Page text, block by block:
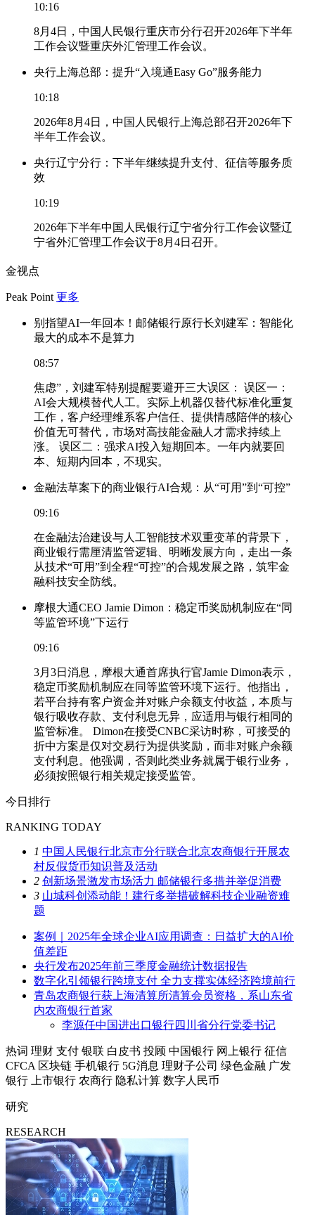
10:16
8月4日，中国人民银行重庆市分行召开2026年下半年
工作会议暨重庆外汇管理工作会议。
央行上海总部：提升“入境通Easy Go”服务能力
10:18
2026年8月4日，中国人民银行上海总部召开2026年下
半年工作会议。
央行辽宁分行：下半年继续提升支付、征信等服务质
效
10:19
2026年下半年中国人民银行辽宁省分行工作会议暨辽
宁省外汇管理工作会议于8月4日召开。
金视点
Peak Point 更多
别指望AI一年回本！邮储银行原行长刘建军：智能化
最大的成本不是算力
08:57
焦虑”，刘建军特别提醒要避开三大误区： 误区一：
AI会大规模替代人工。实际上机器仅替代标准化重复
工作，客户经理维系客户信任、提供情感陪伴的核心
价值无可替代，市场对高技能金融人才需求持续上
涨。 误区二：强求AI投入短期回本。一年内就要回
本、短期内回本，不现实。
金融法草案下的商业银行AI合规：从“可用”到“可控”
09:16
在金融法治建设与人工智能技术双重变革的背景下，
商业银行需厘清监管逻辑、明晰发展方向，走出一条
从技术“可用”到全程“可控”的合规发展之路，筑牢金
融科技安全防线。
摩根大通CEO Jamie Dimon：稳定币奖励机制应在“同
等监管环境”下运行
09:16
3月3日消息，摩根大通首席执行官Jamie Dimon表示，
稳定币奖励机制应在同等监管环境下运行。他指出，
若平台持有客户资金并对账户余额支付收益，本质与
银行吸收存款、支付利息无异，应适用与银行相同的
监管标准。 Dimon在接受CNBC采访时称，可接受的
折中方案是仅对交易行为提供奖励，而非对账户余额
支付利息。他强调，否则此类业务就属于银行业务，
必须按照银行相关规定接受监管。
今日排行
RANKING TODAY
1 中国人民银行北京市分行联合北京农商银行开展农
村反假货币知识普及活动
2 创新场景激发市场活力 邮储银行多措并举促消费
3 山城科创添动能！建行多举措破解科技企业融资难
题
案例｜2025年全球企业AI应用调查：日益扩大的AI价
值差距
央行发布2025年前三季度金融统计数据报告
数字化引领银行跨境支付 全力支撑实体经济跨境前行
青岛农商银行获上海清算所清算会员资格，系山东省
内农商银行首家
李源任中国进出口银行四川省分行党委书记
热词 理财 支付 银联 白皮书 投顾 中国银行 网上银行 征信
CFCA 区块链 手机银行 5G消息 理财子公司 绿色金融 广发
银行
上市银行 农商行 隐私计算 数字人民币
研究
RESEARCH